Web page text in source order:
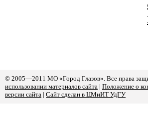
© 2005—2011 МО «Город Глазов». Все права
использовании материалов сайта | Положение о
версии сайта | Сайт сделан в ЦМиИТ УдГУ